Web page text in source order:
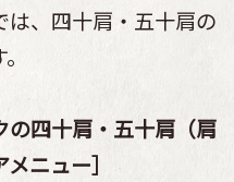
、四十肩・五十肩の
の四十肩・五十肩（肩
ニュー］